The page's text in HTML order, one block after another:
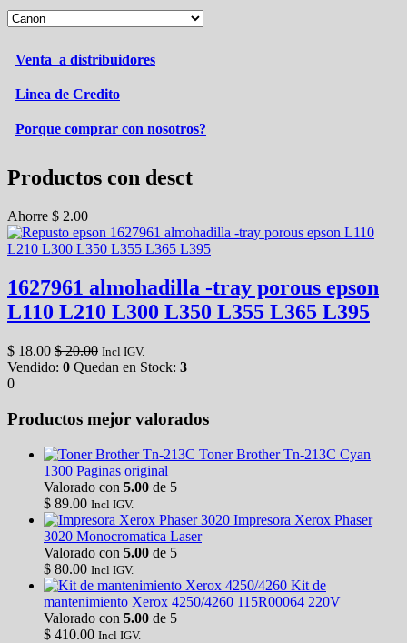
Venta a distribuidores
Linea de Credito
Porque comprar con nosotros?
Productos con desct
Ahorre $ 2.00
1627961 almohadilla -tray porous epson
L110 L210 L300 L350 L355 L365 L395
$ 18.00 $20.00 Incl IGV.
Vendido: 0 Quedan en Stock: 3
0
Productos mejor valorados
Toner Brother Tn-213C Cyan
1300 Paginas original
Valorado con 5.00 de 5
$ 89.00 Incl IGV.
Impresora Xerox Phaser
3020 Monocromatica Laser
Valorado con 5.00 de 5
$ 80.00 Incl IGV.
Kit de
mantenimiento Xerox 4250/4260 115R00064 220V
Valorado con 5.00 de 5
$ 410.00 Incl IGV.